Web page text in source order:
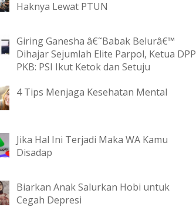
Haknya Lewat PTUN
Giring Ganesha â€˜Babak Belurâ€™
Dihajar Sejumlah Elite Parpol, Ketua DPP
PKB: PSI Ikut Ketok dan Setuju
4 Tips Menjaga Kesehatan Mental
Jika Hal Ini Terjadi Maka WA Kamu
Disadap
Biarkan Anak Salurkan Hobi untuk
Cegah Depresi